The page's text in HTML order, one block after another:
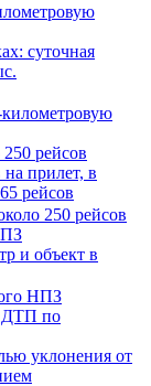
суточная
рейсов
прилет, в
рейсов
и объект в
ДТП по
уклонения от